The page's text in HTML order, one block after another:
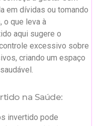
em dívidas ou tomando
o que leva à
aqui sugere o
excessivo sobre
criando um espaço
na Saúde:
invertido pode